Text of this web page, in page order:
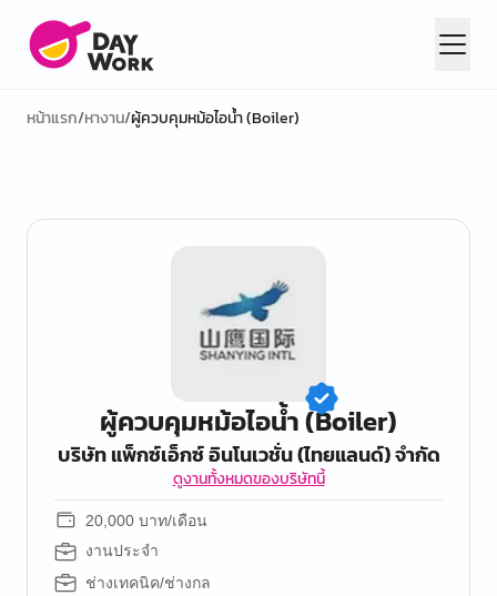
หน้าแรก/หางาน/ผู้ควบคุมหม้อไอน้ำ (Boiler)
ผู้ควบคุมหม้อไอน้ำ (Boiler)
บริษัท แพ็กซ์เอ็กซ์ อินโนเวชั่น (ไทยแลนด์) จำกัด
ดูงานทั้งหมดของบริษัทนี้
20,000 บาท/เดือน
งานประจำ
ช่างเทคนิค/ช่างกล